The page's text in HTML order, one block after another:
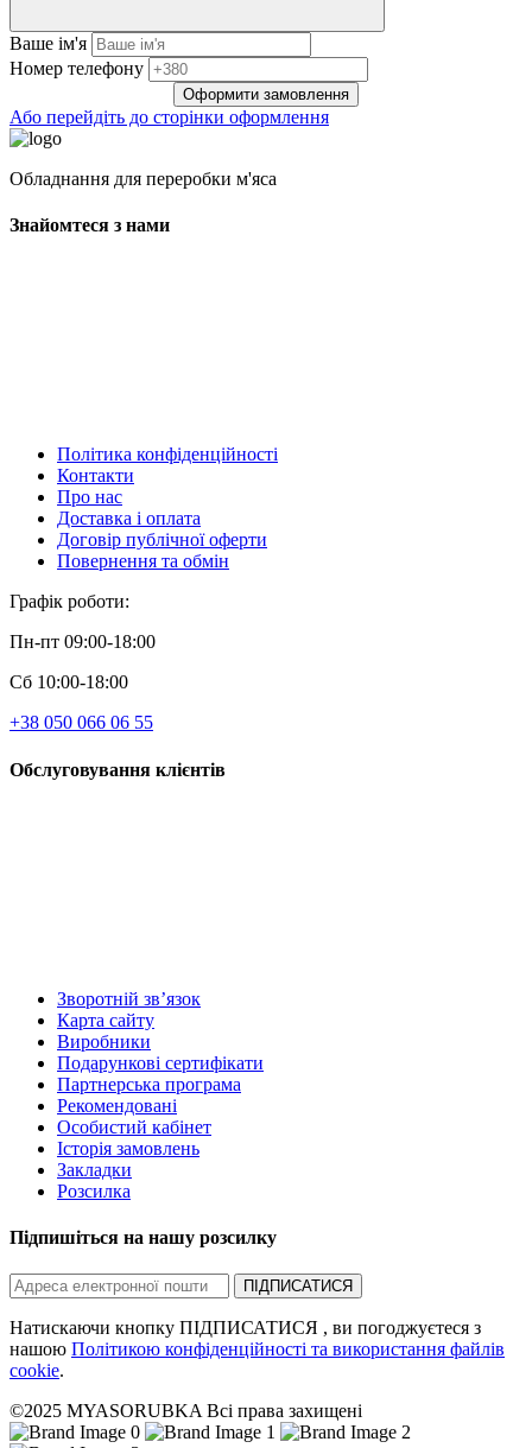
Ваше ім'я
Нoмep тeлeфoнy
Оформити замовлення
Або перейдіть до сторінки оформлення
Обладнання для переробки м'яса
Знайомтеся з нами
Політика конфіденційності
Контакти
Про нас
Доставка і оплата
Договір публічної оферти
Повернення та обмін
Графік роботи:
Пн-пт 09:00-18:00
Сб 10:00-18:00
+38 050 066 06 55
Обслуговування клієнтів
Зворотній зв’язок
Карта сайту
Виробники
Подарункові сертифікати
Партнерська програма
Рекомендовані
Особистий кабінет
Історія замовлень
Закладки
Розсилка
Підпишіться на нашу розсилку
ПІДПИСАТИСЯ
Натискаючи кнопку ПІДПИСАТИСЯ , ви погоджуєтеся з
нашою Політикою конфіденційності та використання файлів
cookie.
©2025 MYASORUBKA Всі права захищені